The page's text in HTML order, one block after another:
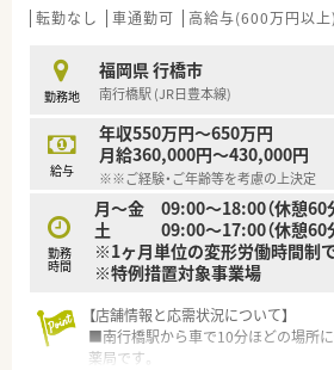
転勤なし 車通勤可 高給与(600万円以上)
勤務地
福岡県 行橋市
南行橋駅 (JR日豊本線)
給与
年収550万円～650万円
月給360,000円～430,000円
※※ご経験・ご年齢等を考慮の上決定
勤務
時間
月～金 09:00～18:00（休憩60
土 09:00～17:00（休憩60
※1ヶ月単位の変形労働時間制
※特例措置対象事業場
【店舗情報と応需状況について】
■南行橋駅から車で10分ほどの場所
薬局です。